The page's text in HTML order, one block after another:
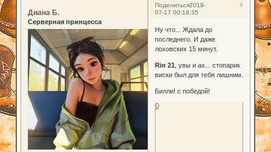
Поделиться 9
2018-
07-17 00:18:35
Диана Б.
Серверная принцесса
Ну что... Ждала до
последнего. И даже
лоховских 15 минут.
Rin 21 , увы и ах... стопарик
виски был для тебя лишним.
Билли! с победой!
0